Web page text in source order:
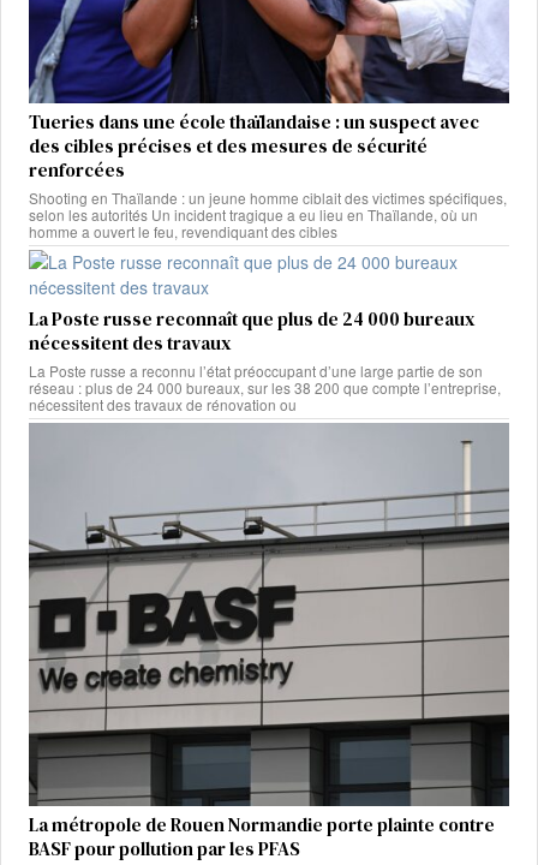
Tueries dans une école thaïlandaise : un suspect avec
des cibles précises et des mesures de sécurité
renforcées
Shooting en Thaïlande : un jeune homme ciblait des victimes spécifiques,
selon les autorités Un incident tragique a eu lieu en Thaïlande, où un
homme a ouvert le feu, revendiquant des cibles
La Poste russe reconnaît que plus de 24 000 bureaux
nécessitent des travaux
La Poste russe a reconnu l’état préoccupant d’une large partie de son
réseau : plus de 24 000 bureaux, sur les 38 200 que compte l’entreprise,
nécessitent des travaux de rénovation ou
La métropole de Rouen Normandie porte plainte contre
BASF pour pollution par les PFAS